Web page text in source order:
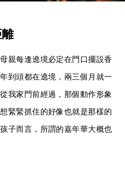
親每逢遶境必定在門口擺設香
到頭都在遶境，兩三個月就一
我家門前經過，那個動作形象
緊緊抓住的好像也就是那樣的
子而言，所謂的嘉年華大概也